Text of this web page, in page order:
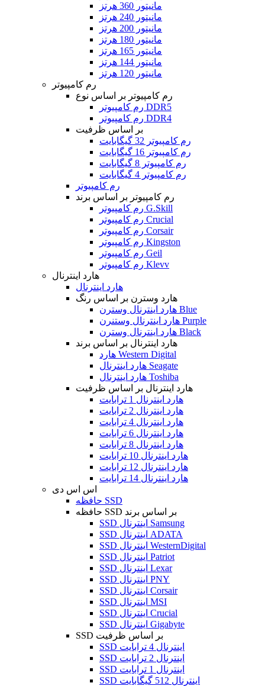
مانیتور 360 هرتز
مانیتور 240 هرتز
مانیتور 200 هرتز
مانیتور 180 هرتز
مانیتور 165 هرتز
مانیتور 144 هرتز
مانیتور 120 هرتز
رم کامپیوتر
رم کامپیوتر بر اساس نوع
رم کامپیوتر DDR5
رم کامپیوتر DDR4
بر اساس ظرفیت
رم کامپیوتر 32 گیگابایت
رم کامپیوتر 16 گیگابایت
رم کامپیوتر 8 گیگابایت
رم کامپیوتر 4 گیگابایت
رم کامپیوتر
رم کامپیوتر بر اساس برند
رم کامپیوتر G.Skill
رم کامپیوتر Crucial
رم کامپیوتر Corsair
رم کامپیوتر Kingston
رم کامپیوتر Geil
رم کامپیوتر Klevv
هارد اینترنال
هارد اینترنال
هارد وسترن بر اساس رنگ
هارد اینترنال وسترن Blue
هارد اینترنال وستنرن Purple
هارد اینترنال وسترن Black
هارد اینترنال بر اساس برند
هارد Western Digital
هارد اینترنال Seagate
هارد اینترنال Toshiba
هارد اینترنال بر اساس ظرفیت
هارد اینترنال 1 ترابایت
هارد اینترنال 2 ترابایت
هارد اینترنال 4 ترابایت
هارد اینترنال 6 ترابایت
هارد اینترنال 8 ترابایت
هارد اینترنال 10 ترابایت
هارد اینترنال 12 ترابایت
هارد اینترنال 14 ترابایت
اس اس دی
حافظه SSD
حافظه SSD بر اساس برند
SSD اینترنال Samsung
SSD اینترنال ADATA
SSD اینترنال WesternDigital
SSD اینترنال Patriot
SSD اینترنال Lexar
SSD اینترنال PNY
SSD اینترنال Corsair
SSD اینترنال MSI
SSD اینترنال Crucial
SSD اینترنال Gigabyte
SSD بر اساس ظرفیت
SSD اینترنال 4 ترابایت
SSD اینترنال 2 ترابایت
SSD اینترنال 1 ترابایت
SSD اینترنال 512 گیگابایت